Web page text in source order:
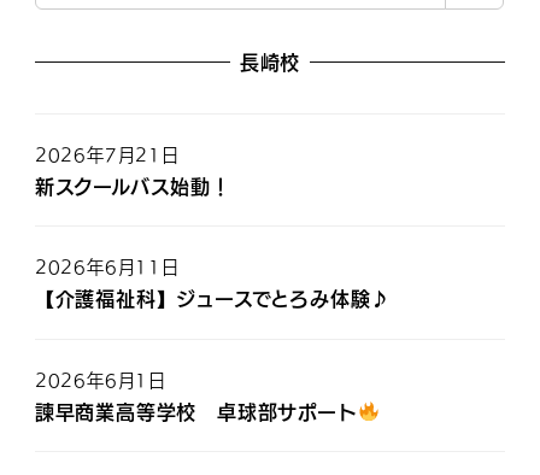
長崎校
新スクールバス始動！
2026年7月21日
【介護福祉科】ジュースでとろみ体験♪
2026年6月11日
諫早商業高等学校 卓球部サポート
2026年6月1日